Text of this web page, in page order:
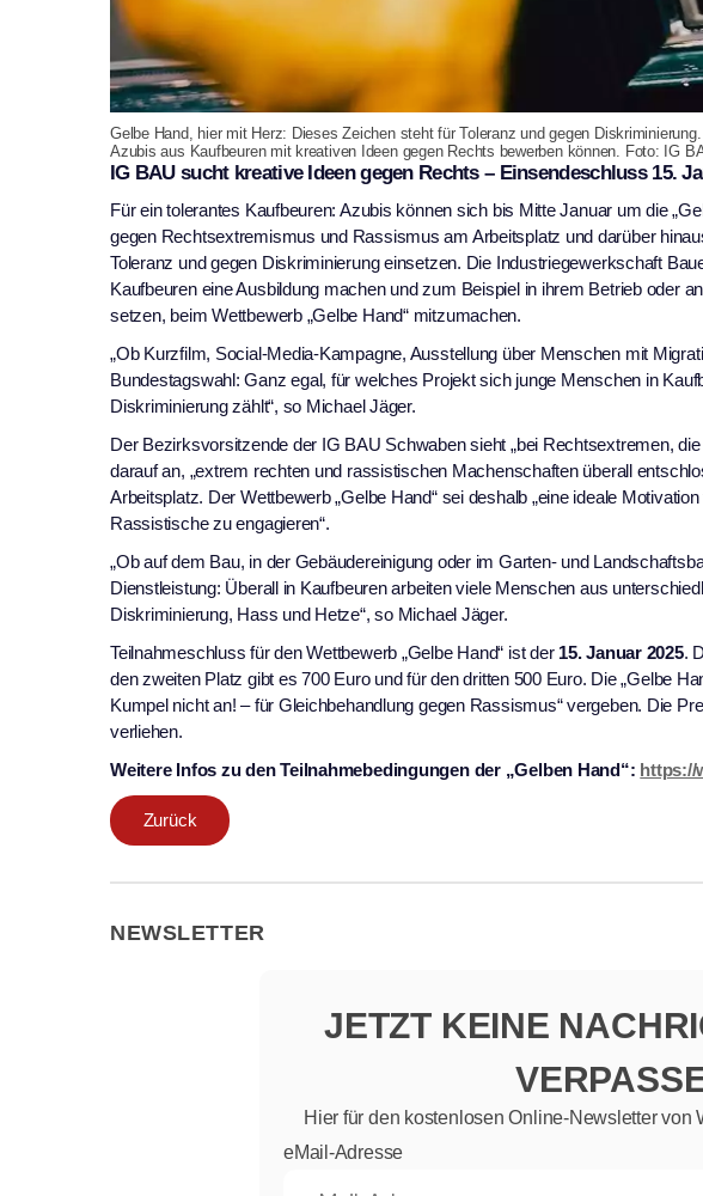
Gelbe Hand, hier mit Herz: Dieses Zeichen steht für Toleranz und gegen
Azubis aus Kaufbeuren mit kreativen Ideen gegen Rechts bewerben können. Foto: IG
IG BAU sucht kreative Ideen gegen Rechts – Einsendeschluss 15.
Für ein tolerantes Kaufbeuren: Azubis können sich bis Mitte Januar um die
gegen Rechtsextremismus und Rassismus am Arbeitsplatz und darüber
Toleranz und gegen Diskriminierung einsetzen. Die Industriegewerkschaft
Kaufbeuren eine Ausbildung machen und zum Beispiel in ihrem Betrieb oder
setzen, beim Wettbewerb „Gelbe Hand“ mitzumachen.
„Ob Kurzfilm, Social-Media-Kampagne, Ausstellung über Menschen mit
Bundestagswahl: Ganz egal, für welches Projekt sich junge Menschen in
Diskriminierung zählt“, so Michael Jäger.
Der Bezirksvorsitzende der IG BAU Schwaben sieht „bei Rechtsextremen,
darauf an, „extrem rechten und rassistischen Machenschaften überall
Arbeitsplatz. Der Wettbewerb „Gelbe Hand“ sei deshalb „eine ideale
Rassistische zu engagieren“.
„Ob auf dem Bau, in der Gebäudereinigung oder im Garten- und
Dienstleistung: Überall in Kaufbeuren arbeiten viele Menschen aus
Diskriminierung, Hass und Hetze“, so Michael Jäger.
Teilnahmeschluss für den Wettbewerb „Gelbe Hand“ ist der 15. Januar 2025.
den zweiten Platz gibt es 700 Euro und für den dritten 500 Euro. Die „Gelbe
Kumpel nicht an! – für Gleichbehandlung gegen Rassismus“ vergeben. Die
verliehen.
Weitere Infos zu den Teilnahmebedingungen der „Gelben Hand“: https://
Zurück
NEWSLETTER
JETZT KEINE
Hier für den kostenlosen Online-Newsletter von
eMail-Adresse